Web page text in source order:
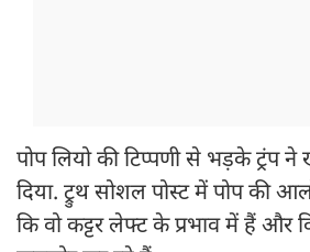
पोप लियो की टिप्पणी से भड़के ट्रंप
दिया. ट्रुथ सोशल पोस्ट में पोप की
कि वो कट्टर लेफ्ट के प्रभाव में हैं और